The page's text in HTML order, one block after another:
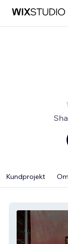
Kundprojekt Om